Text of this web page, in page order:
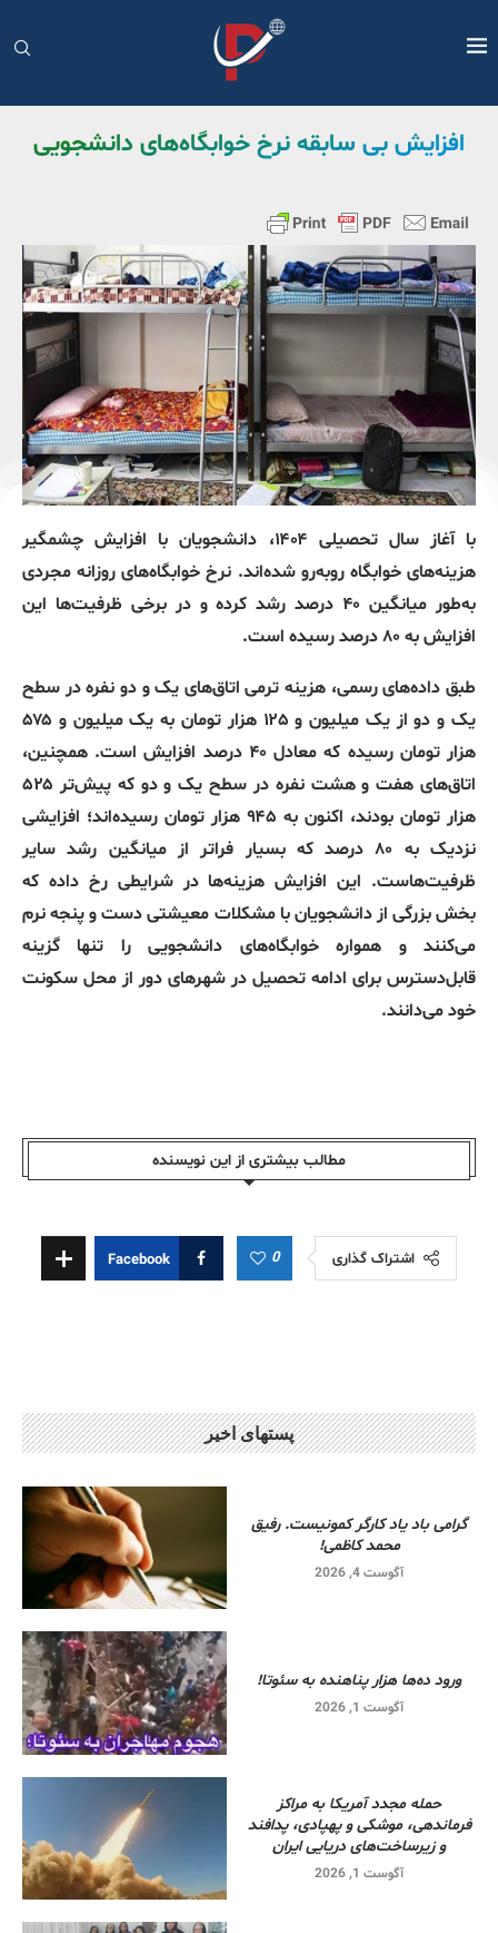
افزایش بی سابقه نرخ خوابگاه‌های دانشجویی
با آغاز سال تحصیلی ۱۴۰۴، دانشجویان با افزایش چشمگیر
هزینه‌های خوابگاه روبه‌رو شده‌اند. نرخ خوابگاه‌های روزانه مجردی
به‌طور میانگین ۴۰ درصد رشد کرده و در برخی ظرفیت‌ها این
افزایش به ۸۰ درصد رسیده است.
طبق داده‌های رسمی، هزینه ترمی اتاق‌های یک و دو نفره در سطح
یک و دو از یک میلیون و ۱۲۵ هزار تومان به یک میلیون و ۵۷۵
هزار تومان رسیده که معادل ۴۰ درصد افزایش است. همچنین،
اتاق‌های هفت و هشت نفره در سطح یک و دو که پیش‌تر ۵۲۵
هزار تومان بودند، اکنون به ۹۴۵ هزار تومان رسیده‌اند؛ افزایشی
نزدیک به ۸۰ درصد که بسیار فراتر از میانگین رشد سایر
ظرفیت‌هاست. این افزایش هزینه‌ها در شرایطی رخ داده که
بخش بزرگی از دانشجویان با مشکلات معیشتی دست و پنجه نرم
می‌کنند و همواره خوابگاه‌های دانشجویی را تنها گزینه
قابل‌دسترس برای ادامه تحصیل در شهرهای دور از محل سکونت
خود می‌دانند.
مطالب بیشتری از این نویسندە
اشتراک گذاری 0
Facebook
پستهای اخیر
گرامی باد یاد کارگر کمونیست. رفیق
محمد کاظمی!
آگوست 4, 2026
ورود ده‌ها هزار پناهنده به سئوتا!
آگوست 1, 2026
حمله مجدد آمریکا به مراکز
فرماندهی، موشکی و پهپادی، پدافند
و زیرساخت‌های دریایی ایران
آگوست 1, 2026